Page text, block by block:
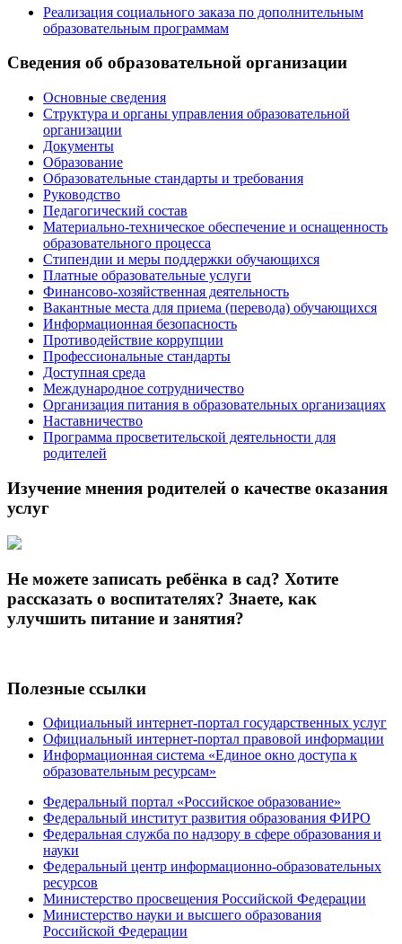
Реализация социального заказа по дополнительным
образовательным программам
Сведения об образовательной организации
Основные сведения
Структура и органы управления образовательной
организации
Документы
Образование
Образовательные стандарты и требования
Руководство
Педагогический состав
Материально-техническое обеспечение и оснащенность
образовательного процесса
Стипендии и меры поддержки обучающихся
Платные образовательные услуги
Финансово-хозяйственная деятельность
Вакантные места для приема (перевода) обучающихся
Информационная безопасность
Противодействие коррупции
Профессиональные стандарты
Доступная среда
Международное сотрудничество
Организация питания в образовательных организациях
Наставничество
Программа просветительской деятельности для
родителей
Изучение мнения родителей о качестве оказания
услуг
Не можете записать ребёнка в сад? Хотите
рассказать о воспитателях? Знаете, как
улучшить питание и занятия?
Полезные ссылки
Официальный интернет-портал государственных услуг
Официальный интернет-портал правовой информации
Информационная система «Единое окно доступа к
образовательным ресурсам»
Федеральный портал «Российское образование»
Федеральный институт развития образования ФИРО
Федеральная служба по надзору в сфере образования и
науки
Федеральный центр информационно-образовательных
ресурсов
Министерство просвещения Российской Федерации
Министерство науки и высшего образования
Российской Федерации